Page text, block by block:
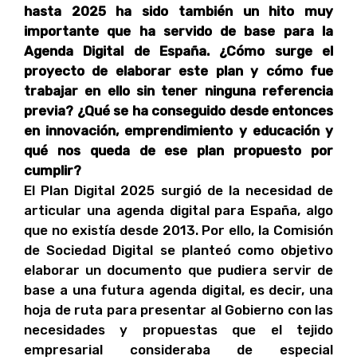
hasta 2025 ha sido también un hito muy
importante que ha servido de base para la
Agenda Digital de España. ¿Cómo surge el
proyecto de elaborar este plan y cómo fue
trabajar en ello sin tener ninguna referencia
previa? ¿Qué se ha conseguido desde entonces
en innovación, emprendimiento y educación y
qué nos queda de ese plan propuesto por
cumplir?
El Plan Digital 2025 surgió de la necesidad de
articular una agenda digital para España, algo
que no existía desde 2013. Por ello, la Comisión
de Sociedad Digital se planteó como objetivo
elaborar un documento que pudiera servir de
base a una futura agenda digital, es decir, una
hoja de ruta para presentar al Gobierno con las
necesidades y propuestas que el tejido
empresarial consideraba de especial